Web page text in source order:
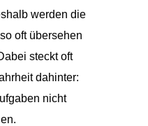
werden die
oft übersehen
steckt oft
dahinter:
nicht